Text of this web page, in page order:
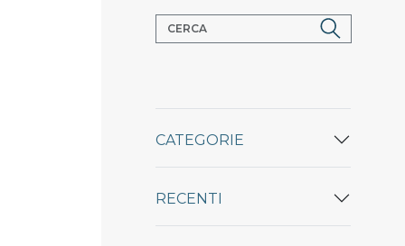
CATEGORIE
RECENTI